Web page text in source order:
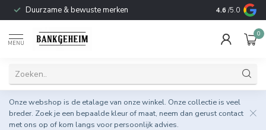
Duurzame & bewuste merken 4.6 /5.0
MENU
0
Onze webshop is de etalage van onze winkel. Onze collectie is veel
breder. Zoek je een bepaalde kleur of maat, neem dan gerust contact
met ons op of kom langs voor persoonlijk advies.